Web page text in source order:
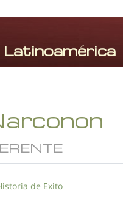
de Exito